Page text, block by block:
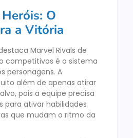
O
a Vitória
Marvel Rivals de
competitivos é o sistema
personagens. A
além de apenas atirar
pois a equipe precisa
para ativar habilidades
que mudam o ritmo da